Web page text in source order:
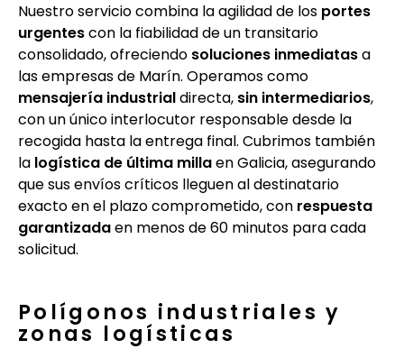
Nuestro servicio combina la agilidad de los portes
urgentescon la fiabilidad de un transitario
consolidado, ofreciendo soluciones inmediatasa
las empresas de Marín. Operamos como
mensajería industrialdirecta, sin intermediarios,
con un único interlocutor responsable desde la
recogida hasta la entrega final. Cubrimos también
la logística de última millaen Galicia, asegurando
que sus envíos críticos lleguen al destinatario
exacto en el plazo comprometido, con respuesta
garantizadaen menos de 60 minutos para cada
solicitud.
Polígonos industriales y
zonas logísticas